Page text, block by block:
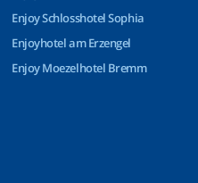
Enjoy Schlosshotel Sophia
Enjoyhotel am Erzengel
Enjoy Moezelhotel Bremm